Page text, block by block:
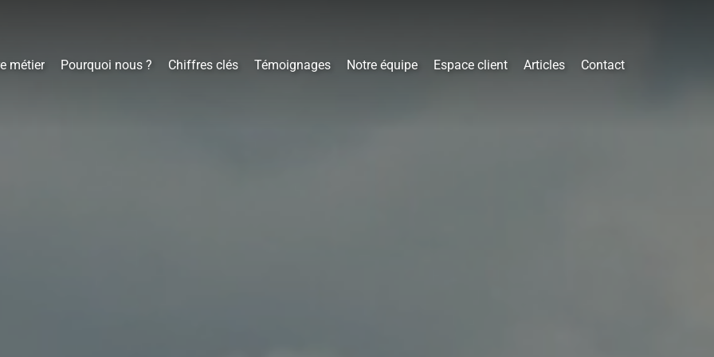
métier Pourquoi nous ? Chiffres clés Témoignages Notre équipe Espace client Articles Contact